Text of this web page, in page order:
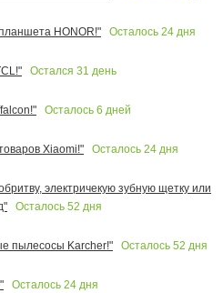
HONOR!"
Осталось 24 дня
Остался 31 день
Осталось 6 дней
Xiaomi!"
Осталось 24 дня
электричекую зубную щетку или
Осталось 52 дня
пылесосы Karcher!"
Осталось 52 дня
Осталось 24 дня